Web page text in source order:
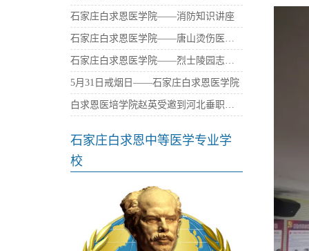
石家庄白求恩医学院——消防知识讲座
5月31日戒烟日——石家庄白求恩医学院
石家庄白求恩中等医学专业学
校